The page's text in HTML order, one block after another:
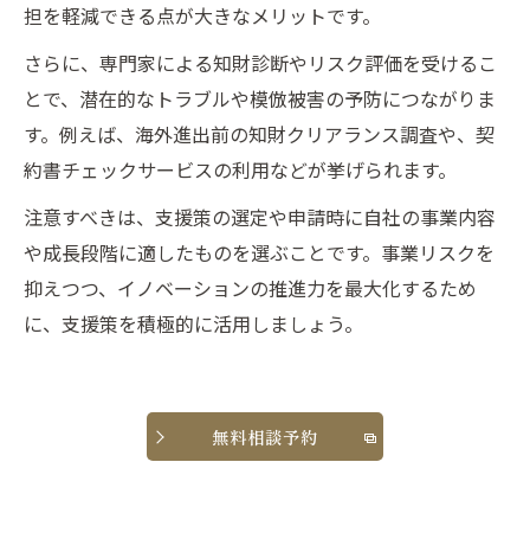
担を軽減できる点が大きなメリットです。
さらに、専門家による知財診断やリスク評価を受けるこ
とで、潜在的なトラブルや模倣被害の予防につながりま
す。例えば、海外進出前の知財クリアランス調査や、契
約書チェックサービスの利用などが挙げられます。
注意すべきは、支援策の選定や申請時に自社の事業内容
や成長段階に適したものを選ぶことです。事業リスクを
抑えつつ、イノベーションの推進力を最大化するため
に、支援策を積極的に活用しましょう。
無料相談予約